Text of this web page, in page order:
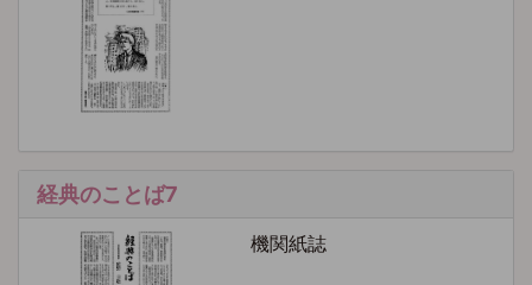
経典のことば7
機関紙誌